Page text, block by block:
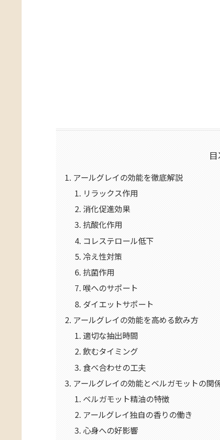
アールグレイの効能を徹底解説
リラックス作用
消化促進効果
抗酸化作用
コレステロール低下
冷え性対策
抗菌作用
喉へのサポート
ダイエットサポート
アールグレイの効能を高める飲み方
適切な抽出時間
飲むタイミング
食べ合わせの工夫
アールグレイの効能とベルガモットの関
ベルガモット精油の特徴
アールグレイ独自の香りの働き
心身への好影響